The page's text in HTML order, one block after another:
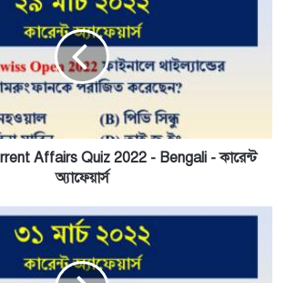
Affairs Quiz 2022 - Bengali - কারেন্ট
অ্যাফেয়ার্স